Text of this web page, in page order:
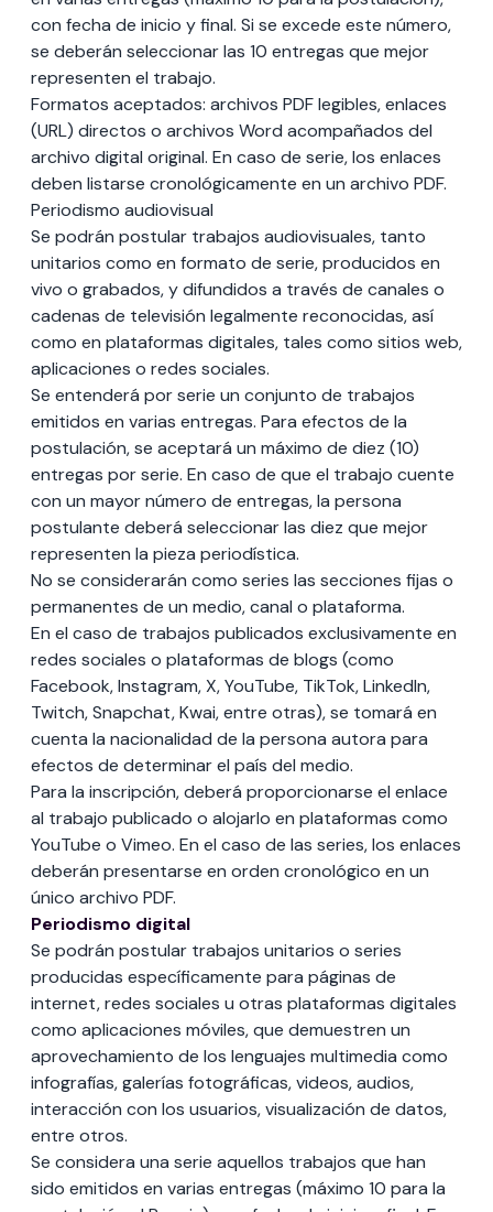
con fecha de inicio y final. Si se excede este número,
se deberán seleccionar las 10 entregas que mejor
representen el trabajo.
Formatos aceptados: archivos PDF legibles, enlaces
(URL) directos o archivos Word acompañados del
archivo digital original. En caso de serie, los enlaces
deben listarse cronológicamente en un archivo PDF.
Periodismo audiovisual
Se podrán postular trabajos audiovisuales, tanto
unitarios como en formato de serie, producidos en
vivo o grabados, y difundidos a través de canales o
cadenas de televisión legalmente reconocidas, así
como en plataformas digitales, tales como sitios web,
aplicaciones o redes sociales.
Se entenderá por serie un conjunto de trabajos
emitidos en varias entregas. Para efectos de la
postulación, se aceptará un máximo de diez (10)
entregas por serie. En caso de que el trabajo cuente
con un mayor número de entregas, la persona
postulante deberá seleccionar las diez que mejor
representen la pieza periodística.
No se considerarán como series las secciones fijas o
permanentes de un medio, canal o plataforma.
En el caso de trabajos publicados exclusivamente en
redes sociales o plataformas de blogs (como
Facebook, Instagram, X, YouTube, TikTok, LinkedIn,
Twitch, Snapchat, Kwai, entre otras), se tomará en
cuenta la nacionalidad de la persona autora para
efectos de determinar el país del medio.
Para la inscripción, deberá proporcionarse el enlace
al trabajo publicado o alojarlo en plataformas como
YouTube o Vimeo. En el caso de las series, los enlaces
deberán presentarse en orden cronológico en un
único archivo PDF.
Periodismo digital
Se podrán postular trabajos unitarios o series
producidas específicamente para páginas de
internet, redes sociales u otras plataformas digitales
como aplicaciones móviles, que demuestren un
aprovechamiento de los lenguajes multimedia como
infografías, galerías fotográficas, videos, audios,
interacción con los usuarios, visualización de datos,
entre otros.
Se considera una serie aquellos trabajos que han
sido emitidos en varias entregas (máximo 10 para la